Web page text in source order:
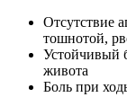
Отсутствие
тошнотой,
Устойчивый
живота
Боль при